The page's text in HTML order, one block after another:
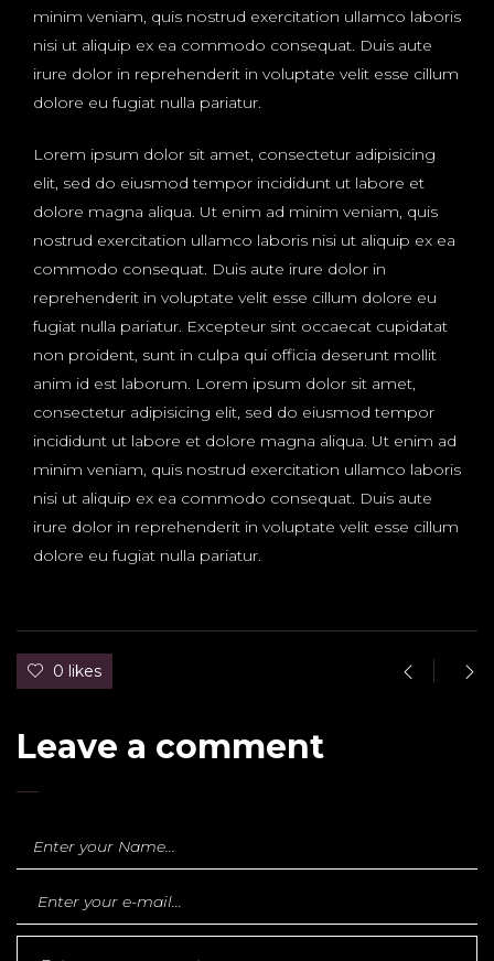
minim veniam, quis nostrud exercitation ullamco laboris
nisi ut aliquip ex ea commodo consequat. Duis aute
irure dolor in reprehenderit in voluptate velit esse cillum
dolore eu fugiat nulla pariatur.
Lorem ipsum dolor sit amet, consectetur adipisicing
elit, sed do eiusmod tempor incididunt ut labore et
dolore magna aliqua. Ut enim ad minim veniam, quis
nostrud exercitation ullamco laboris nisi ut aliquip ex ea
commodo consequat. Duis aute irure dolor in
reprehenderit in voluptate velit esse cillum dolore eu
fugiat nulla pariatur. Excepteur sint occaecat cupidatat
non proident, sunt in culpa qui officia deserunt mollit
anim id est laborum. Lorem ipsum dolor sit amet,
consectetur adipisicing elit, sed do eiusmod tempor
incididunt ut labore et dolore magna aliqua. Ut enim ad
minim veniam, quis nostrud exercitation ullamco laboris
nisi ut aliquip ex ea commodo consequat. Duis aute
irure dolor in reprehenderit in voluptate velit esse cillum
dolore eu fugiat nulla pariatur.
0 likes
Leave a comment